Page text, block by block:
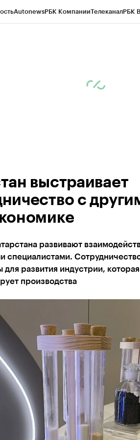
AutonewsРБК КомпанииТелеканалРБК
выстраивает
с
развивают
специалистами.
развития индустрии,
производства